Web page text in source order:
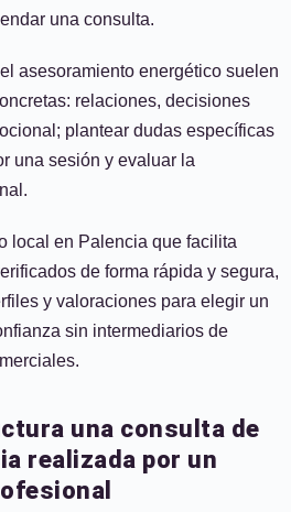
una consulta.
asesoramiento energético suelen
relaciones, decisiones
plantear dudas específicas
una sesión y evaluar la
local en Palencia que facilita
de forma rápida y segura,
y valoraciones para elegir un
sin intermediarios de
una consulta de
realizada por un